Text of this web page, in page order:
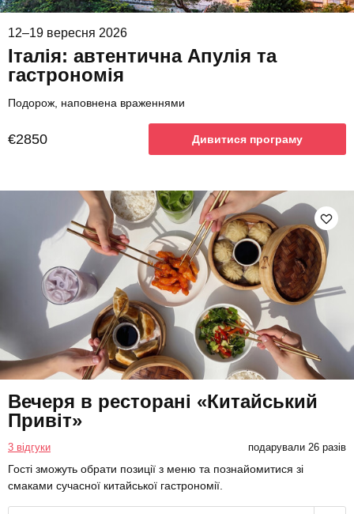
12–19 вересня 2026
Італія: автентична Апулія та
гастрономія
Подорож, наповнена враженнями
€2850 Дивитися програму
Вечеря в ресторані «Китайський
Привіт»
3 відгуки подарували 26 разів
Гості зможуть обрати позиції з меню та познайомитися зі
смаками сучасної китайської гастрономії.